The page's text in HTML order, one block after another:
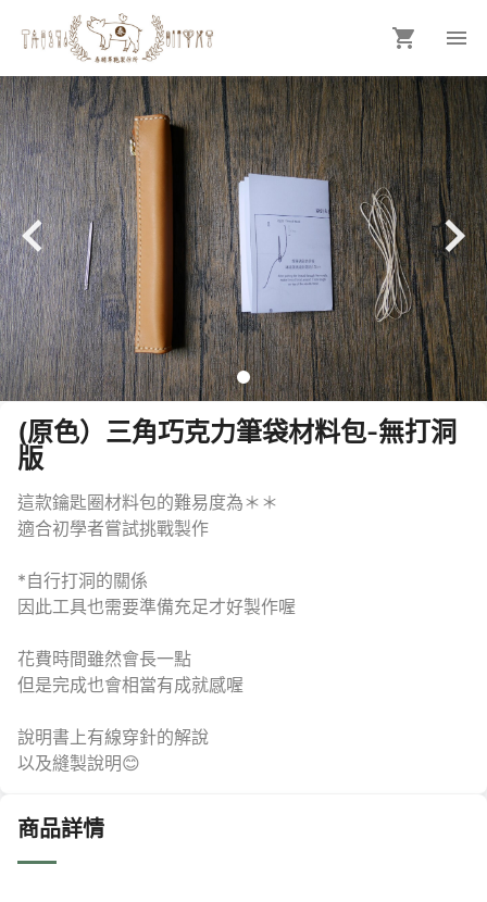
(原色）三角巧克力筆袋材料包-無打洞
版
這款鑰匙圈材料包的難易度為＊＊
適合初學者嘗試挑戰製作
*自行打洞的關係
因此工具也需要準備充足才好製作喔
花費時間雖然會長一點
但是完成也會相當有成就感喔
說明書上有線穿針的解說
以及縫製說明😊
商品詳情